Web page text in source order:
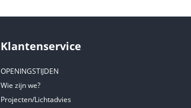
Klantenservice
OPENINGSTIJDEN
Wie zijn we?
Projecten/Lichtadvies